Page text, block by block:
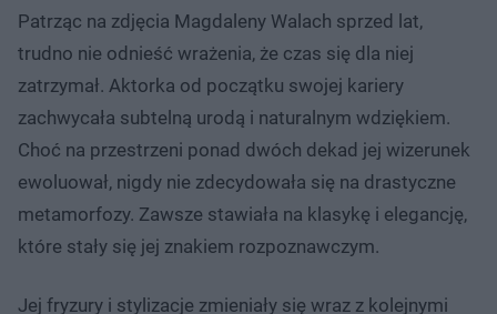
Patrząc na zdjęcia Magdaleny Walach sprzed lat,
trudno nie odnieść wrażenia, że czas się dla niej
zatrzymał. Aktorka od początku swojej kariery
zachwycała subtelną urodą i naturalnym wdziękiem.
Choć na przestrzeni ponad dwóch dekad jej wizerunek
ewoluował, nigdy nie zdecydowała się na drastyczne
metamorfozy. Zawsze stawiała na klasykę i elegancję,
które stały się jej znakiem rozpoznawczym.
Jej fryzury i stylizacje zmieniały się wraz z kolejnymi